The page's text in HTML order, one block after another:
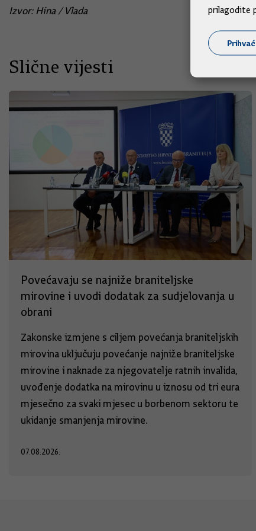
Izvor: Hina / Vlada
Slične vijesti
Povećavaju se najniže braniteljske
mirovine i uvodi dodatak za sudjelovanja u
obrani
Zakonske izmjene s ciljem povećanja braniteljskih
mirovina uključuju povećanje najniže braniteljske
mirovine i naknade za njegovatelje ratnih invalida,
uvođenje dodatka na mirovinu u iznosu od tri eura
mjesečno za svaki mjesec u borbenom sektoru te
ukidanje smanjenja mirovine.
07.08.2026.
prilagodite